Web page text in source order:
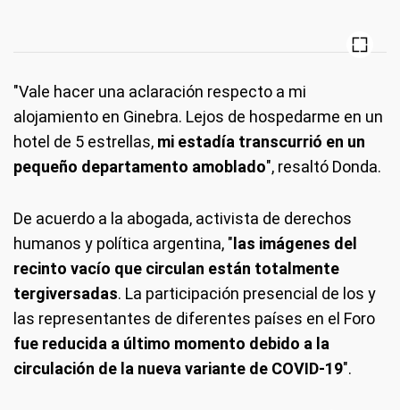
"Vale hacer una aclaración respecto a mi
alojamiento en Ginebra. Lejos de hospedarme en un
hotel de 5 estrellas, mi estadía transcurrió en un
pequeño departamento amoblado", resaltó Donda.
De acuerdo a la abogada, activista de derechos
humanos y política argentina, "las imágenes del
recinto vacío que circulan están totalmente
tergiversadas. La participación presencial de los y
las representantes de diferentes países en el Foro
fue reducida a último momento debido a la
circulación de la nueva variante de COVID-19".